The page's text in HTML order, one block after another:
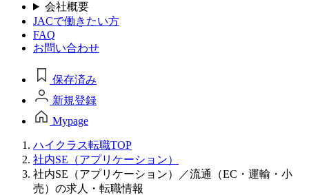
会社概要
JACで働きたい方
FAQ
お問い合わせ
保存済み
新規登録
Mypage
ハイクラス転職TOP
社内SE（アプリケーション）
社内SE（アプリケーション）／流通（EC・運輸・小
売）の求人・転職情報